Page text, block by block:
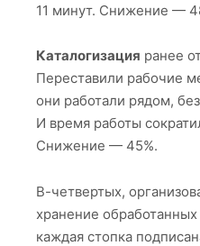
11 минут. Снижение —
Каталогизация ранее
Переставили рабочие
они работали рядом,
И время работы
Снижение — 45%.
В-четвертых,
хранение
каждая стопка